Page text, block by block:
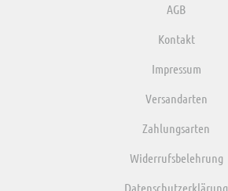
AGB
Kontakt
Impressum
Versandarten
Zahlungsarten
Widerrufsbelehrung
Datenschutzerklärung